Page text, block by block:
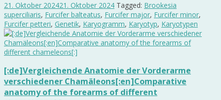
21. Oktober 202421. Oktober 2024 Tagged: Brookesia
superciliaris, Furcifer balteatus, Furcifer major, Furcifer minor,
Furcifer petteri, Genetik, Karyogramm, Karyotyp, Karyotypen
[:de]Vergleichende Anatomie der Vorderarme
verschiedener Chamäleons[:en]Comparative
anatomy of the forearms of different